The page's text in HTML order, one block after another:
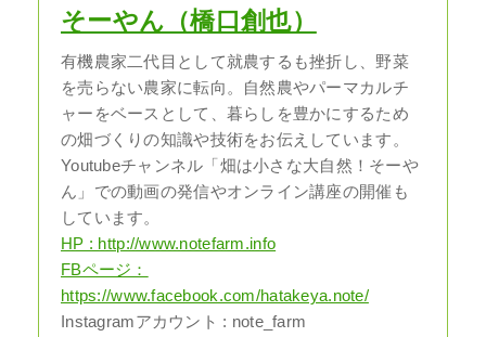
そーやん（橋口創也）
有機農家二代目として就農するも挫折し、野菜
を売らない農家に転向。自然農やパーマカルチ
ャーをベースとして、暮らしを豊かにするため
の畑づくりの知識や技術をお伝えしています。
Youtubeチャンネル「畑は小さな大自然！そーや
ん」での動画の発信やオンライン講座の開催も
しています。
HP : http://www.notefarm.info
FBページ：
https://www.facebook.com/hatakeya.note/
Instagramアカウント : note_farm